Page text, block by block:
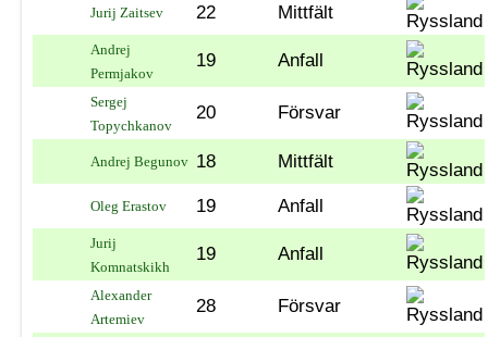
Jurij Zaitsev 22 Mittfält
Andrej
Permjakov
19 Anfall
Sergej
Topychkanov
20 Försvar
Andrej Begunov 18 Mittfält
Oleg Erastov 19 Anfall
Jurij
Komnatskikh
19 Anfall
Alexander
Artemiev
28 Försvar